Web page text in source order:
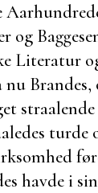
og
Literatur
nu Brandes,
turde
havde i